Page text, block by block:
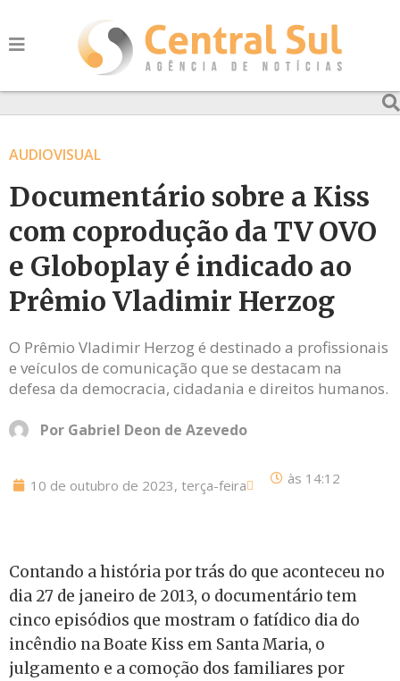
AUDIOVISUAL
Documentário sobre a Kiss
com coprodução da TV OVO
e Globoplay é indicado ao
Prêmio Vladimir Herzog
O Prêmio Vladimir Herzog é destinado a profissionais
e veículos de comunicação que se destacam na
defesa da democracia, cidadania e direitos humanos.
Por Gabriel Deon de Azevedo
10 de outubro de 2023, terça-feira às 14:12
Contando a história por trás do que aconteceu no
dia 27 de janeiro de 2013, o documentário tem
cinco episódios que mostram o fatídico dia do
incêndio na Boate Kiss em Santa Maria, o
julgamento e a comoção dos familiares por